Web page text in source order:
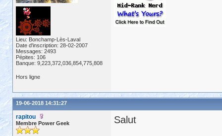
Lieu: Bonchamp-Lès-Laval
Date d'inscription: 28-02-2007
Messages: 2493
Pépites: 106
Banque: 9,223,372,036,854,775,808
Hors ligne
19-06-2018 14:31:27
rapitou
Membre Power Geek Salut